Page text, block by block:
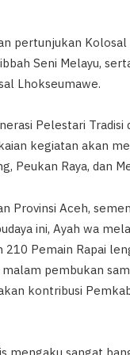
pertunjukan Kolosal
Seni Melayu,
Lhokseumawe.
Pelestari
kegiatan akan
Peukan Raya, dan
Provinsi Aceh,
ini, Ayah wa
Pemain Rapai
pembukan
kontribusi